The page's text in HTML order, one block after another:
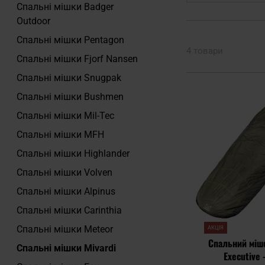
Спальні мішки Badger
Outdoor
Спальні мішки Pentagon
Спальні мішки Fjorf Nansen
Спальні мішки Snugpak
Спальні мішки Bushmen
Спальні мішки Mil-Tec
Спальні мішки MFH
Спальні мішки Highlander
Спальні мішки Volven
Спальні мішки Alpinus
Спальні мішки Carinthia
Спальні мішки Meteor
Спальні мішки Mivardi
АКЦІЯ
Спальний
Executive